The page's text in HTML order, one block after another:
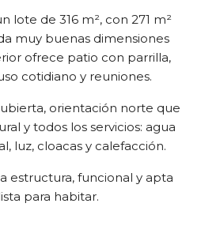
lote de 316 m², con 271 m²
muy buenas dimensiones
ofrece patio con parrilla,
cotidiano y reuniones.
orientación norte que
y todos los servicios: agua
luz, cloacas y calefacción.
estructura, funcional y apta
para habitar.